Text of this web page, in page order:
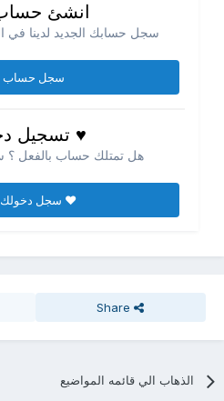
انشئ
سجل حسابك الجديد لدينا في
سجل حساب
♥ تسجيل
هل تمتلك حساب بالفعل ؟
♥ سجل دخولك
Share
الذهاب الي قائمه المواضيع